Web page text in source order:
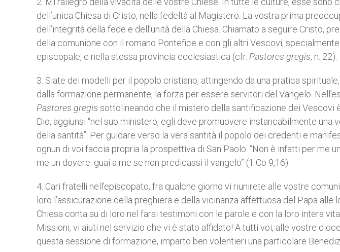
dell’unica Chiesa di Cristo, nella fedeltà al Magistero. La vostra prima
dell’integrità della fede e dell’unità della Chiesa. Chiamato a seguire Cristo,
della comunione con il romano Pontefice e con gli altri Vescovi,
episcopale, e nella stessa provincia ecclesiastica (cfr. Pastores gregis, n. 22).
3. Siate dei modelli per il popolo cristiano, attingendo da una pratica
dalla formazione permanente, la forza per essere servitori del Vangelo.
Pastores gregis sottolineando che il mistero della santificazione dei Vescovi
Dio, aggiunsi “nel suo ministero, egli deve promuovere instancabilmente una
della santità”. Per guidare verso la vera santità il popolo dei credenti e
ognun di voi faccia propria la prospettiva di San Paolo: “Non è infatti per me
me un dovere: guai a me se non predicassi il vangelo” (1 Co 9,16).
4. Cari fratelli nell’episcopato, fra qualche giorno vi riunirete alle vostre
loro l’assicurazione della preghiera e della vicinanza affettuosa del Papa alle
Chiesa conta su di loro nel farsi testimoni con le parole e con la loro intera
Missioni, vi aiuti nel servizio che vi è stato affidato! A tutti voi, alle vostre
questa sessione di formazione, imparto ben volentieri una particolare